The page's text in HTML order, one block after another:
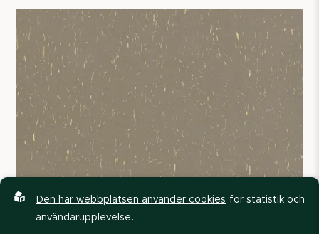
Den här webbplatsen använder cookies för statistik och
användarupplevelse.